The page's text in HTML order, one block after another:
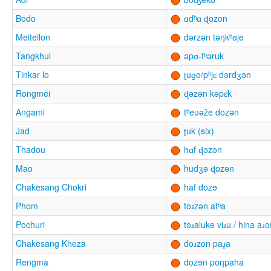
Bodo
ɑdʰɑ ɖozon
Meiteilon
dərzən təŋkʰɑje
Tangkhul
əpɑ-tʰəruk
Tinkar lo
ʈuɡo/pʰjɛ dərdʒən
Rongmei
ɖəzən kəpɛk
Angami
tʰeʋəže dozən
Jad
ʈuk (six)
Thadou
hɑf ɖəzən
Mao
hudʒə ɖozən
Chakesang Chokri
haf dozɘ
Phom
toɹzən atʰa
Pochuri
təɹaluke viɹu / hina
Chakesang Kheza
doɹzon paɹ̥a
Rengma
dozɘn poŋpaha